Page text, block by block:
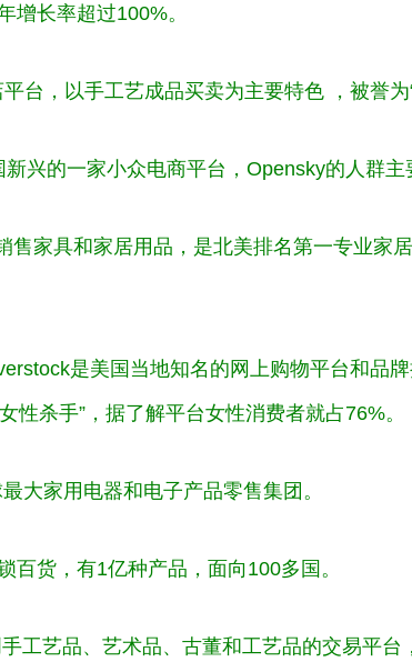
增长率超过100%。
台，以手工艺成品买卖为主要特色 ，被誉为
新兴的一家小众电商平台，Opensky的人群主
售家具和家居用品，是北美排名第一专业家
是美国当地知名的网上购物平台和品
性杀手”，据了解平台女性消费者就占76%。
大家用电器和电子产品零售集团。
百货，有1亿种产品，面向100多国。
工艺品、艺术品、古董和工艺品的交易平